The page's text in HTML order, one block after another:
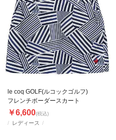
レディース
le coq GOLF(ルコックゴルフ)
フレンチボーダースカート
￥6,600(税込)